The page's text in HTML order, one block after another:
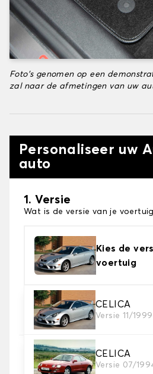
Foto's genomen op een
zal naar de afmetingen van uw
Personaliseer uw
auto
1. Versie
Wat is de versie van je
Kies de
voertuig
CELICA
Versie 11/
CELICA
Versie 07/
2. Materiaal
Kies het materiaal van uw
3. Aantal matten
Selecteer het aantal